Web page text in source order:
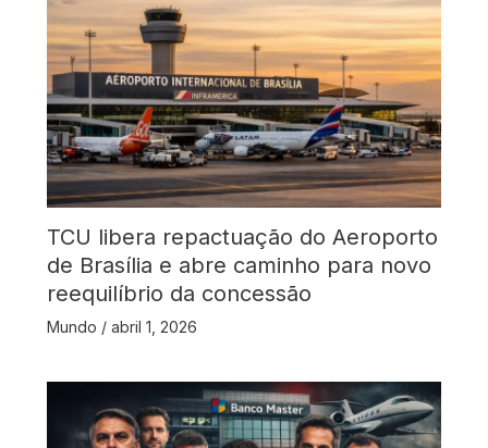
TCU libera repactuação do Aeroporto
de Brasília e abre caminho para novo
reequilíbrio da concessão
Mundo / abril 1, 2026